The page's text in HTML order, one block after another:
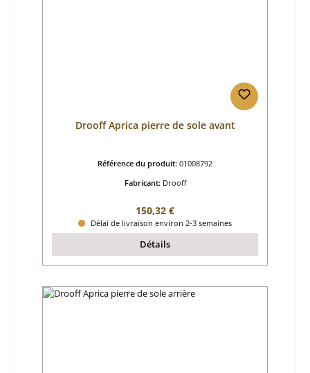
Drooff Aprica pierre de sole avant
Référence du produit: 01008792
Fabricant: Drooff
Prix régulier :
150,32 €
Délai de livraison environ 2-3 semaines
Détails